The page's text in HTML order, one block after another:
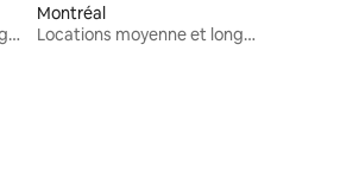
Locations moyenne et longue durée
Montréal
Locations moyenne et longue durée